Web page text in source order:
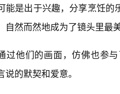
能是出于兴趣，分享烹饪
自然而然地成为了镜头里最
过他们的画面，仿佛也参
说的默契和爱意。